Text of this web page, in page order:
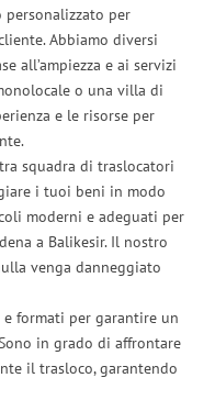
personalizzato per
Abbiamo diversi
all’ampiezza e ai servizi
o una villa di
e le risorse per
squadra di traslocatori
i tuoi beni in modo
moderni e adeguati per
a Balikesir. Il nostro
venga danneggiato
formati per garantire un
in grado di affrontare
il trasloco, garantendo